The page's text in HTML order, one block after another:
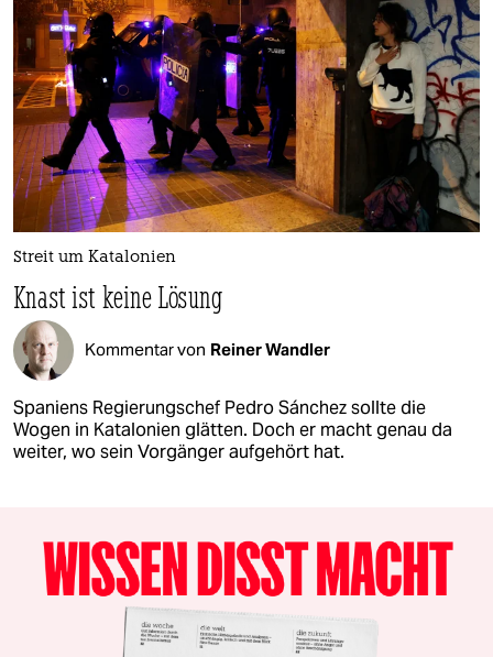
Streit um Katalonien
Knast ist keine Lösung
Kommentar von Reiner Wandler
Spaniens Regierungschef Pedro Sánchez sollte die
Wogen in Katalonien glätten. Doch er macht genau da
weiter, wo sein Vorgänger aufgehört hat.